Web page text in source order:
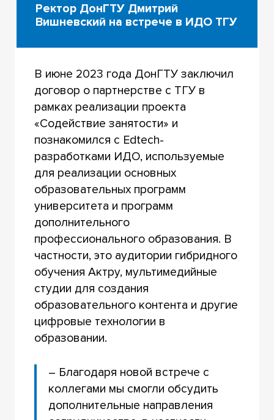
Ректор ДонГТУ Дмитрий
Вишневский на встрече в ИДО ТГУ
В июне 2023 года ДонГТУ заключил
договор о партнерстве с ТГУ в
рамках реализации проекта
«Содействие занятости» и
познакомился с Edtech-
разработками ИДО, используемые
для реализации основных
образовательных программ
университета и программ
дополнительного
профессионального образования. В
частности, это аудитории гибридного
обучения Актру, мультимедийные
студии для создания
образовательного контента и другие
цифровые технологии в
образовании.
– Благодаря новой встрече с
коллегами мы смогли обсудить
дополнительные направления